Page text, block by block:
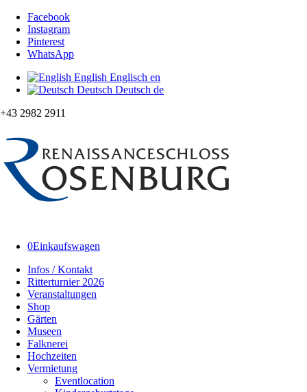
Facebook
Instagram
Pinterest
WhatsApp
English Englisch en
Deutsch Deutsch de
+43 2982 2911
0Einkaufswagen
Infos / Kontakt
Ritterturnier 2026
Veranstaltungen
Shop
Gärten
Museen
Falknerei
Hochzeiten
Vermietung
Eventlocation